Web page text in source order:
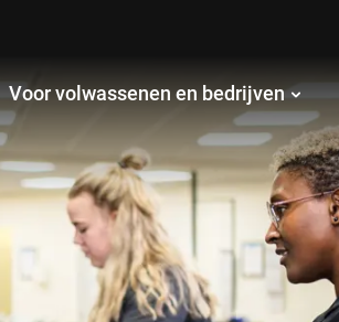
Voor volwassenen en bedrijven